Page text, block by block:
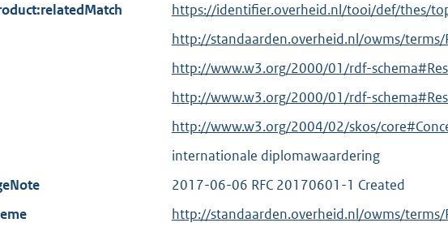
https://identifier.overheid.nl/tooi/def/thes/
http://standaarden.overheid.nl/owms/terms/
E
x
e
r
n
l
http://www.w3.org/2000/01/rdf-
E
x
e
r
n
http://www.w3.org/2000/01/rdf-
E
x
e
r
http://www.w3.org/2004/02/skos/
internationale diplomawaardering
2017-06-06 RFC 20170601-1 Created
http://standaarden.overheid.nl/owms/terms/